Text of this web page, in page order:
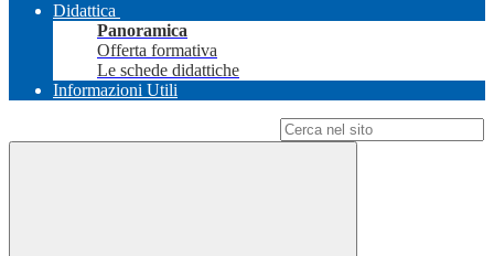
Didattica
Panoramica
Offerta formativa
Le schede didattiche
Informazioni Utili